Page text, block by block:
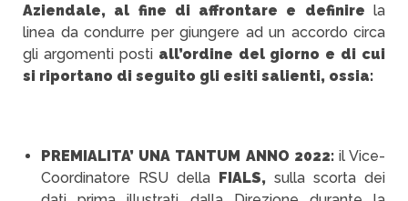
Aziendale, al fine di affrontare e definire la
linea da condurre per giungere ad un accordo circa
gli argomenti postiall’ordine del giorno e di cui
si riportano di seguito gli esiti salienti, ossia:
PREMIALITA’ UNA TANTUM ANNO 2022: il Vice-
Coordinatore RSU della FIALS, sulla scorta dei